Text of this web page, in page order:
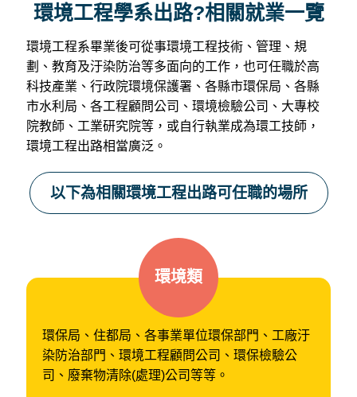
環境工程學系出路?相關就業一覽
環境工程系畢業後可從事環境工程技術、管理、規
劃、教育及汙染防治等多面向的工作，也可任職於高
科技產業、行政院環境保護署、各縣市環保局、各縣
市水利局、各工程顧問公司、環境檢驗公司、大專校
院教師、工業研究院等，或自行執業成為環工技師，
環境工程出路相當廣泛。
以下為相關環境工程出路可任職的場所
環境類
環保局、住都局、各事業單位環保部門、工廠汙
染防治部門、環境工程顧問公司、環保檢驗公
司、廢棄物清除(處理)公司等等。